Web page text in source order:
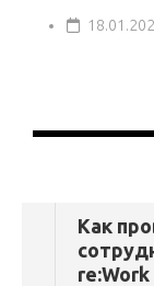
Как
re:Work